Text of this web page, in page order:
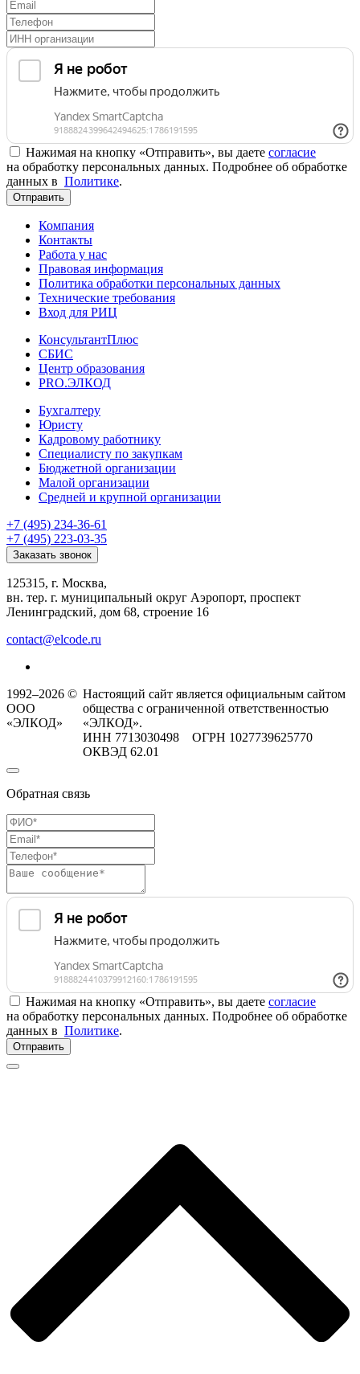
Нажимая на кнопку «Отправить», вы даете согласие
на обработку персональных данных. Подробнее об обработке
данных в Политике.
Отправить
Компания
Контакты
Работа у нас
Правовая информация
Политика обработки персональных данных
Технические требования
Вход для РИЦ
КонсультантПлюс
СБИС
Центр образования
PRO.ЭЛКОД
Бухгалтеру
Юристу
Кадровому работнику
Специалисту по закупкам
Бюджетной организации
Малой организации
Средней и крупной организации
+7 (495) 234-36-61
+7 (495) 223-03-35
Заказать звонок
125315, г. Москва,
вн. тер. г. муниципальный округ Аэропорт, проспект
Ленинградский, дом 68, строение 16
contact@elcode.ru
1992–2026 ©
ООО
«ЭЛКОД»
Настоящий сайт является официальным сайтом
общества с ограниченной ответственностью
«ЭЛКОД».
ИНН 7713030498 ОГРН 1027739625770
ОКВЭД 62.01
Обратная связь
Нажимая на кнопку «Отправить», вы даете согласие
на обработку персональных данных. Подробнее об обработке
данных в Политике.
Отправить